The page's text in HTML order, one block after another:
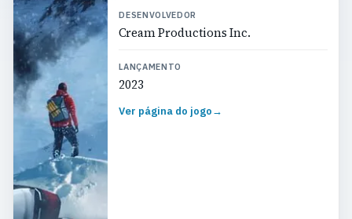
DESENVOLVEDOR
Cream Productions Inc.
LANÇAMENTO
2023
Ver página do jogo→